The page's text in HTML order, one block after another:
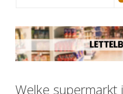
Welke supermarkt